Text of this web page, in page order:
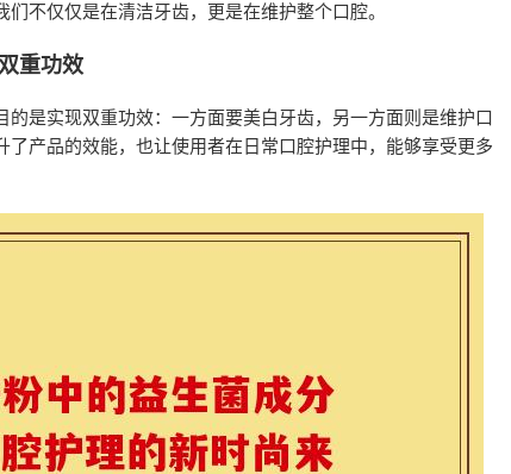
不仅仅是在清洁牙齿，更是在维护整个口腔。
重功效
的是实现双重功效：一方面要美白牙齿，另一方面则是维护口
了产品的效能，也让使用者在日常口腔护理中，能够享受更多